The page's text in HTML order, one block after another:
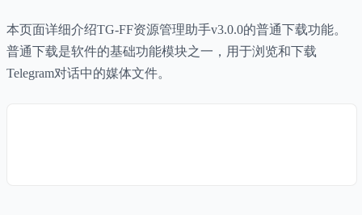
本页面详细介绍TG-FF资源管理助手v3.0.0的普通下载功能。
普通下载是软件的基础功能模块之一，用于浏览和下载
Telegram对话中的媒体文件。